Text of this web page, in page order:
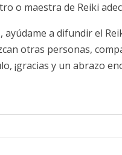
o maestra de Reiki
ayúdame a difundir el
otras personas,
¡gracias y un abrazo